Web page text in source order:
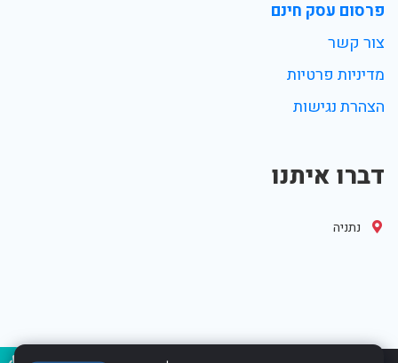
פרסום עסק חינם
צור קשר
מדיניות פרטיות
הצהרת נגישות
דברו איתנו
נתניה